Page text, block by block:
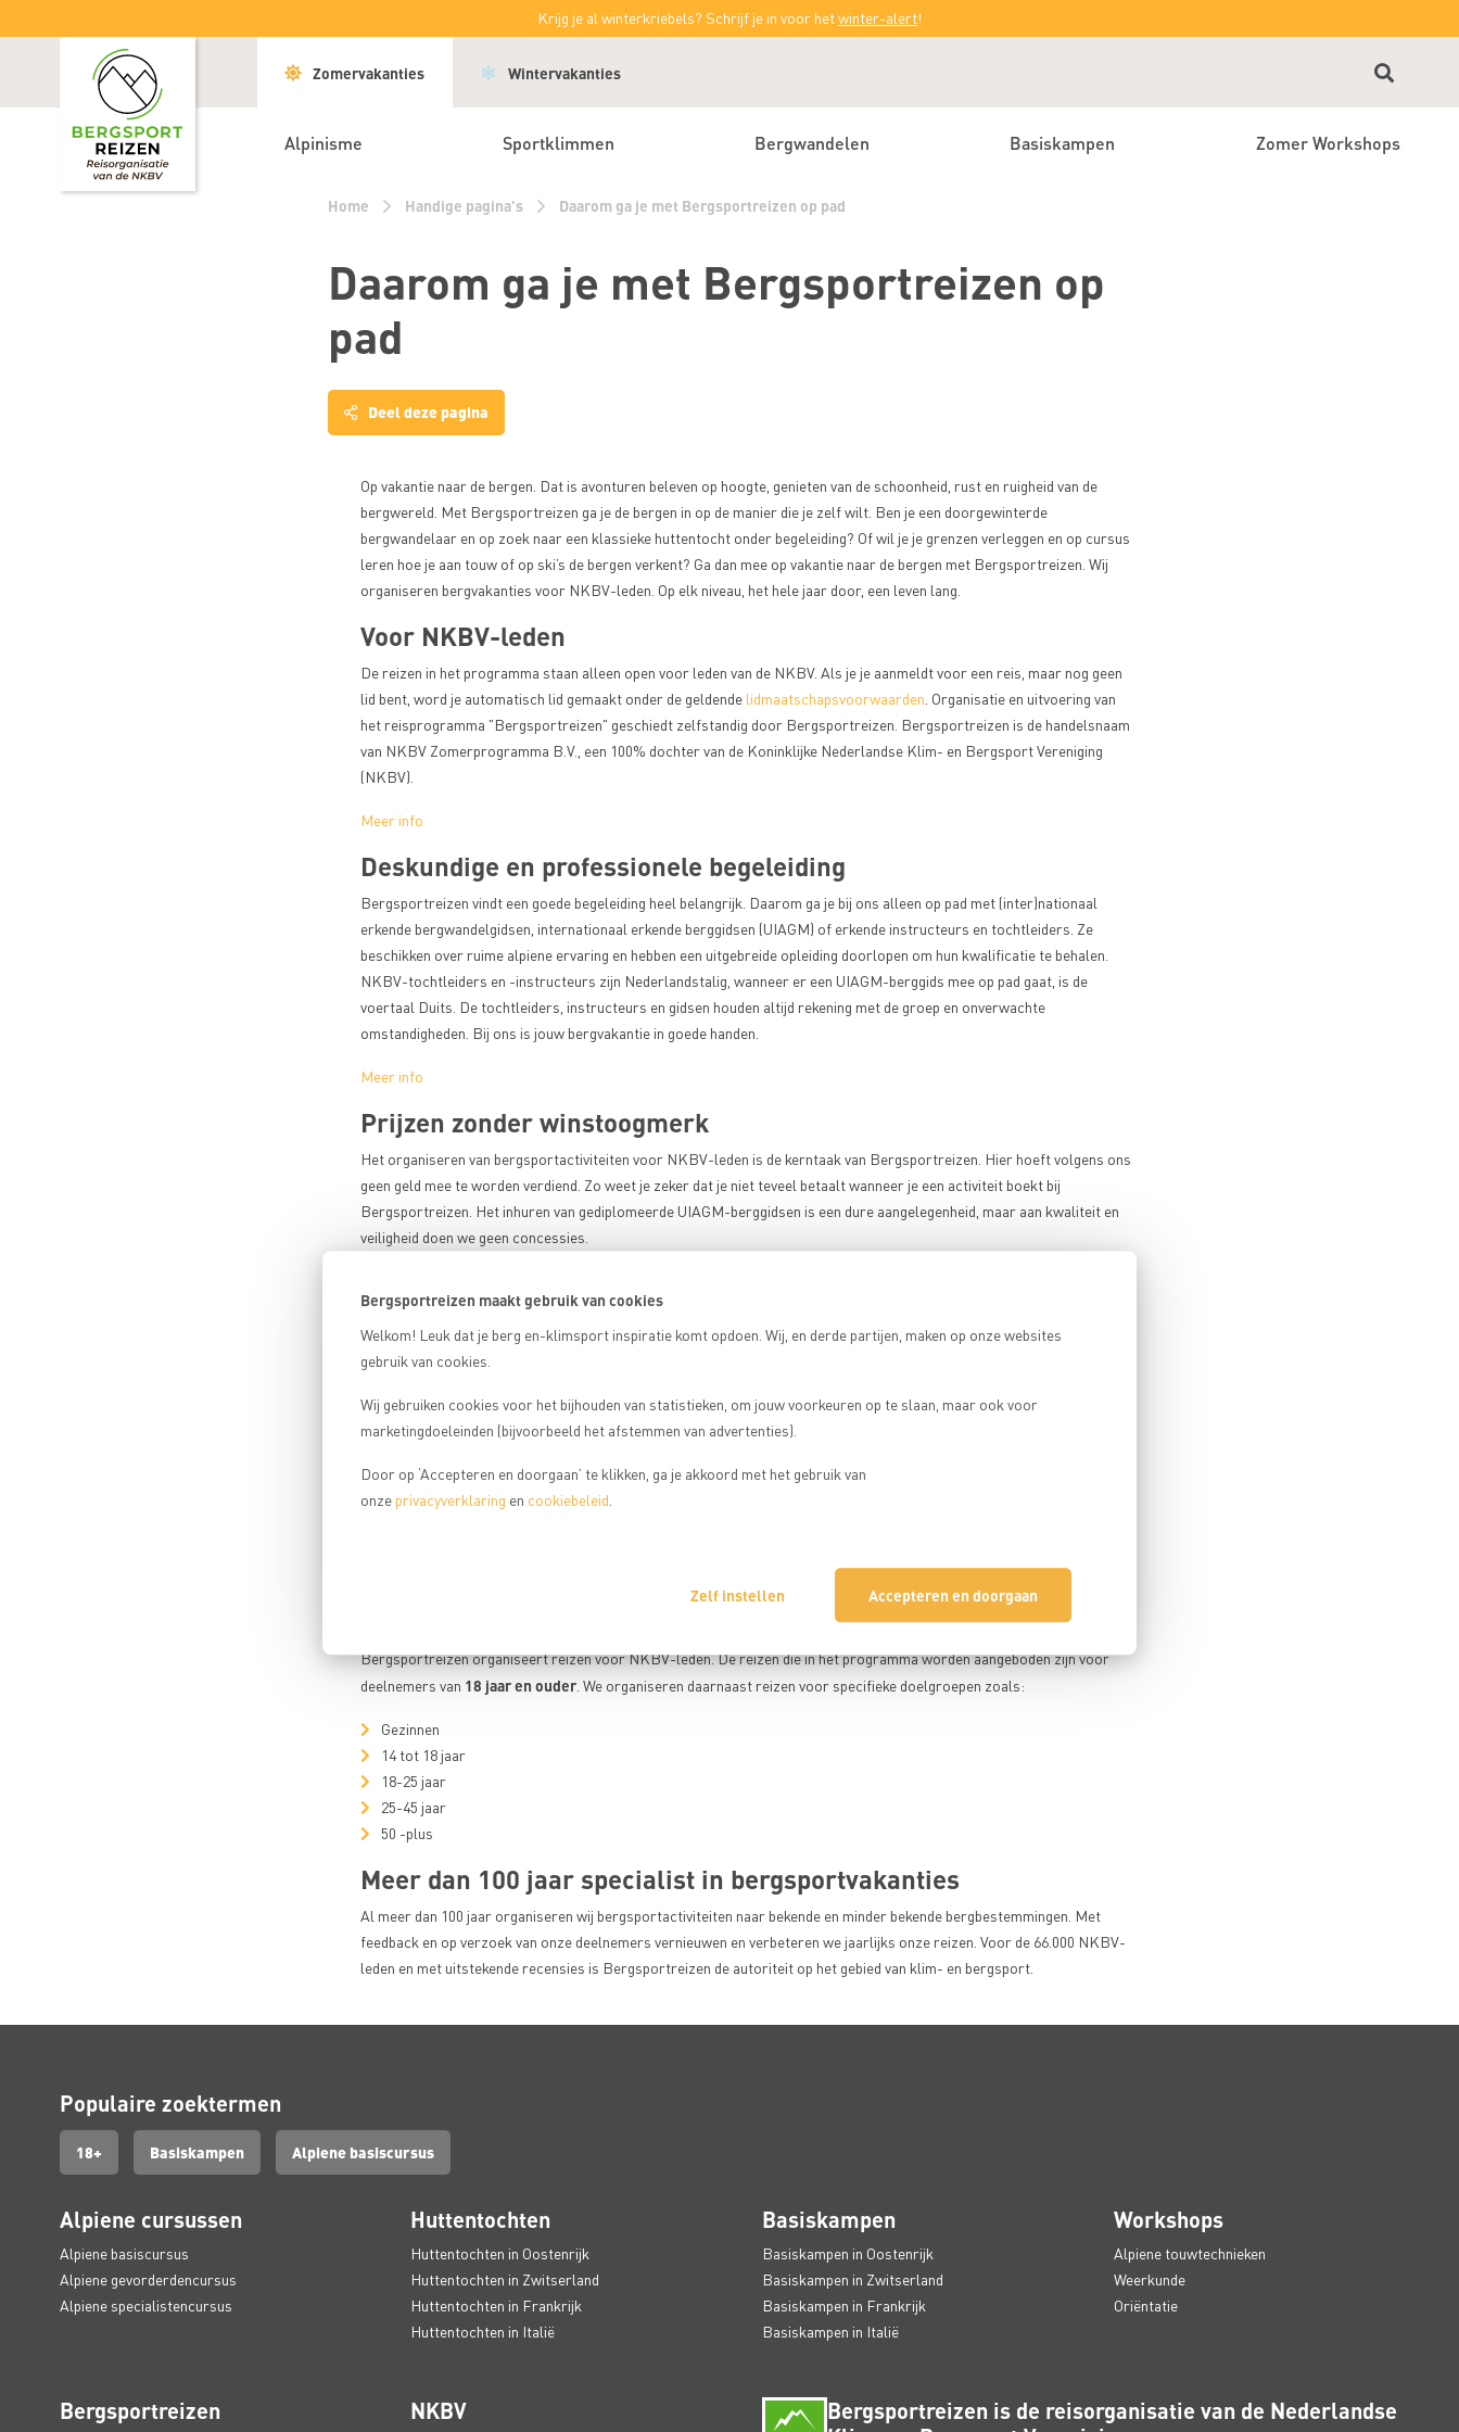
Bergsportreizen maakt gebruik van cookies
Welkom! Leuk dat je berg en-klimsport inspiratie komt opdoen. Wij, en derde partijen, maken op onze websites
gebruik van cookies.
Wij gebruiken cookies voor het bijhouden van statistieken, om jouw voorkeuren op te slaan, maar ook voor
marketingdoeleinden (bijvoorbeeld het afstemmen van advertenties).
Door op ‘Accepteren en doorgaan’ te klikken, ga je akkoord met het gebruik van
onze privacyverklaring en cookiebeleid
Zelf instellen Accepteren en doorgaan
Krijg je al winterkriebels? Schrijf je in voor hetwinter-alert!
Zomervakanties Wintervakanties
Alpinisme Sportklimmen Bergwandelen Basiskampen Zomer Workshops
Home Handige pagina's Daarom ga je met Bergsportreizen op pad
Daarom ga je met Bergsportreizen op
pad
Deel deze pagina
Sluiten
Delen
Facebook
Delen
Twitter
LinkedIn
delen
Op vakantie naar de bergen. Dat is avonturen beleven op hoogte, genieten van de schoonheid, rust en ruigheid van de
bergwereld. Met Bergsportreizen ga je de bergen in op de manier die je zelf wilt. Ben je een doorgewinterde
bergwandelaar en op zoek naar een klassieke huttentocht onder begeleiding? Of wil je je grenzen verleggen en op cursus
leren hoe je aan touw of op ski’s de bergen verkent? Ga dan mee op vakantie naar de bergen met Bergsportreizen. Wij
organiseren bergvakanties voor NKBV-leden. Op elk niveau, het hele jaar door, een leven lang.
Voor NKBV-leden
De reizen in het programma staan alleen open voor leden van de NKBV. Als je je aanmeldt voor een reis, maar nog geen
lid bent, word je automatisch lid gemaakt onder de geldende lidmaatschapsvoorwaarden . Organisatie en uitvoering van
het reisprogramma "Bergsportreizen" geschiedt zelfstandig door Bergsportreizen. Bergsportreizen is de handelsnaam
van NKBV Zomerprogramma B.V., een 100% dochter van de Koninklijke Nederlandse Klim- en Bergsport Vereniging
(NKBV).
Meer info
Deskundige en professionele begeleiding
Bergsportreizen vindt een goede begeleiding heel belangrijk. Daarom ga je bij ons alleen op pad met (inter)nationaal
erkende bergwandelgidsen, internationaal erkende berggidsen (UIAGM) of erkende instructeurs en tochtleiders. Ze
beschikken over ruime alpiene ervaring en hebben een uitgebreide opleiding doorlopen om hun kwalificatie te behalen.
NKBV-tochtleiders en -instructeurs zijn Nederlandstalig, wanneer er een UIAGM-berggids mee op pad gaat, is de
voertaal Duits. De tochtleiders, instructeurs en gidsen houden altijd rekening met de groep en onverwachte
omstandigheden. Bij ons is jouw bergvakantie in goede handen.
Meer info
Prijzen zonder winstoogmerk
Het organiseren van bergsportactiviteiten voor NKBV-leden is de kerntaak van Bergsportreizen. Hier hoeft volgens ons
geen geld mee te worden verdiend. Zo weet je zeker dat je niet teveel betaalt wanneer je een activiteit boekt bij
Bergsportreizen. Het inhuren van gediplomeerde UIAGM-berggidsen is een dure aangelegenheid, maar aan kwaliteit en
veiligheid doen we geen concessies.
je bergvakantie zoals weerkunde, oriëntatie, touwtechnieken en meer, ga mee op cursus of boek een mooie reis naar een
bekende en minder bekende bergbestemmingen. We hebben bergvakanties voor elke leeftijd en op ieder niveau.
Bergwandelaars, alpinisten en klimmers, kunnen in de zomer en winter bij ons terecht voor uitgebreid aanbod.
Bekijk het aanbod
Kleine groepen
Bergsportreizen organiseert reizen voor NKBV-leden. De reizen die in het programma worden aangeboden zijn voor
deelnemers van 18 jaar en ouder . We organiseren daarnaast reizen voor specifieke doelgroepen zoals:
Gezinnen
14 tot 18 jaar
18-25 jaar
25-45 jaar
50 -plus
Meer dan 100 jaar specialist in bergsportvakanties
Al meer dan 100 jaar organiseren wij bergsportactiviteiten naar bekende en minder bekende bergbestemmingen. Met
feedback en op verzoek van onze deelnemers vernieuwen en verbeteren we jaarlijks onze reizen. Voor de 66.000 NKBV-
leden en met uitstekende recensies is Bergsportreizen de autoriteit op het gebied van klim- en bergsport.
Populaire zoektermen
18+ Basiskampen Alpiene basiscursus
Alpiene cursussen
Alpiene basiscursus
Alpiene gevorderdencursus
Alpiene specialistencursus
Huttentochten
Huttentochten in Oostenrijk
Huttentochten in Zwitserland
Huttentochten in Frankrijk
Huttentochten in Italië
Basiskampen
Basiskampen in Oostenrijk
Basiskampen in Zwitserland
Basiskampen in Frankrijk
Basiskampen in Italië
Workshops
Alpiene touwtechnieken
Weerkunde
Oriëntatie
Bergsportreizen NKBV
Bergsportreizen is de reisorganisatie van de Nederlandse